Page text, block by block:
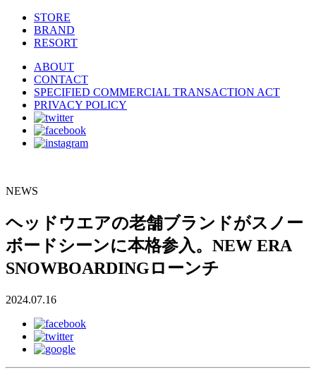
STORE
BRAND
RESORT
ABOUT
CONTACT
SPECIFIED COMMERCIAL TRANSACTION ACT
PRIVACY POLICY
NEWS
ヘッドウエアの老舗ブランドがスノー
ボードシーンに本格参入。NEW ERA
SNOWBOARDINGローンチ
2024.07.16